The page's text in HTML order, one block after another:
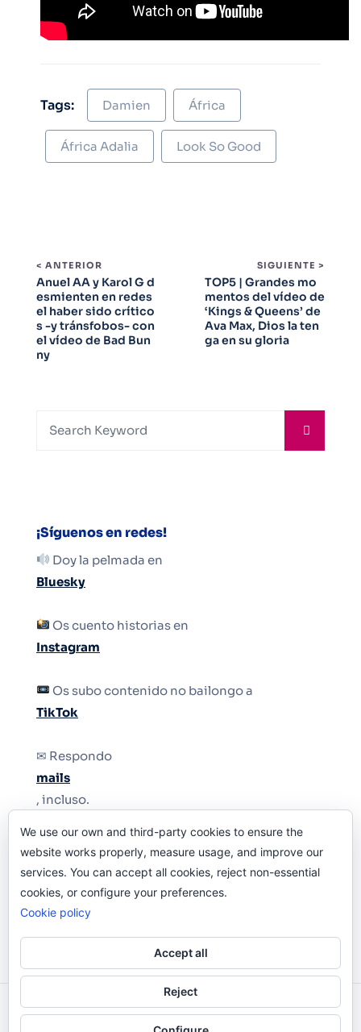
Tags: Damien África
África Adalia Look So Good
< ANTERIOR
Anuel AA y Karol G d
esmienten en redes
el haber sido crítico
s -y tránsfobos- con
el vídeo de Bad Bun
ny
SIGUIENTE >
TOP5 | Grandes mo
mentos del vídeo de
‘Kings & Queens’ de
Ava Max, Dios la ten
ga en su gloria
¡Síguenos en redes!
Doy la pelmada en
Bluesky
Os cuento historias en
Instagram
Os subo contenido no bailongo a
TikTok
✉ Respondo
mails
, incluso.
Y si una persona no puede tener teléfono, que
le quiten el teléfono.
Odi O'Malley © 2016-2025. Todos Los Derechos
We use our own and third-party cookies to ensure the
website works properly, measure usage, and improve our
services. You can accept all cookies, reject non-essential
cookies, or configure your preferences.
Cookie policy
Accept all
Reject